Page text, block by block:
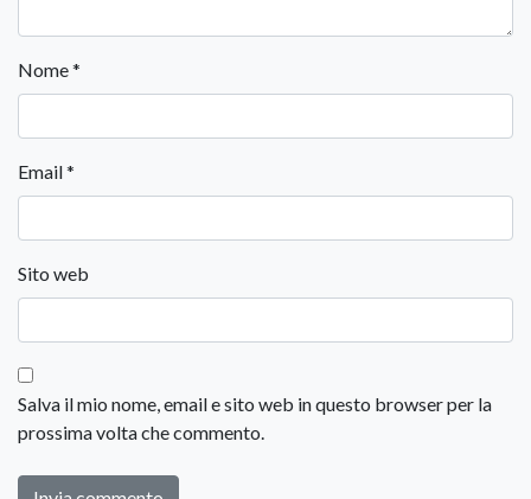
Nome*
Email*
Sito web
Salva il mio nome, email e sito web in questo browser per la
prossima volta che commento.